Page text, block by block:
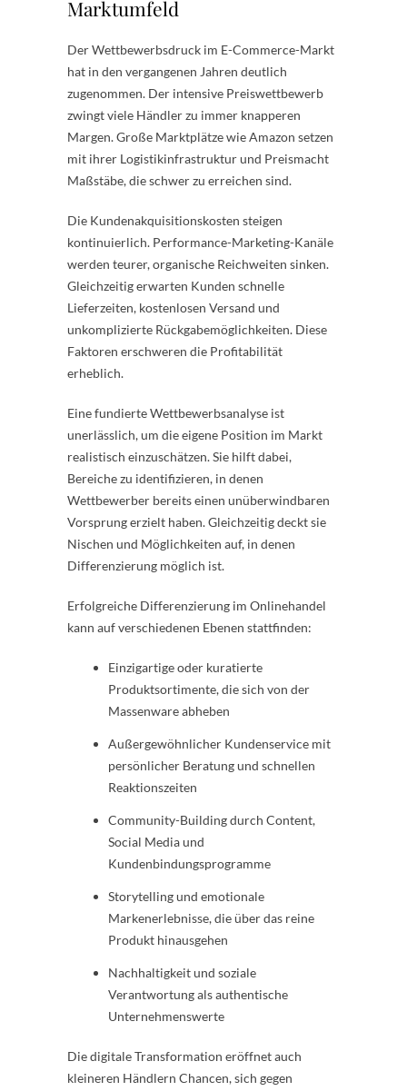
Marktumfeld
Der Wettbewerbsdruck im E-Commerce-Markt
hat in den vergangenen Jahren deutlich
zugenommen. Der intensive Preiswettbewerb
zwingt viele Händler zu immer knapperen
Margen. Große Marktplätze wie Amazon setzen
mit ihrer Logistikinfrastruktur und Preismacht
Maßstäbe, die schwer zu erreichen sind.
Die Kundenakquisitionskosten steigen
kontinuierlich. Performance-Marketing-Kanäle
werden teurer, organische Reichweiten sinken.
Gleichzeitig erwarten Kunden schnelle
Lieferzeiten, kostenlosen Versand und
unkomplizierte Rückgabemöglichkeiten. Diese
Faktoren erschweren die Profitabilität
erheblich.
Eine fundierte Wettbewerbsanalyse ist
unerlässlich, um die eigene Position im Markt
realistisch einzuschätzen. Sie hilft dabei,
Bereiche zu identifizieren, in denen
Wettbewerber bereits einen unüberwindbaren
Vorsprung erzielt haben. Gleichzeitig deckt sie
Nischen und Möglichkeiten auf, in denen
Differenzierung möglich ist.
Erfolgreiche Differenzierung im Onlinehandel
kann auf verschiedenen Ebenen stattfinden:
Einzigartige oder kuratierte
Produktsortimente, die sich von der
Massenware abheben
Außergewöhnlicher Kundenservice mit
persönlicher Beratung und schnellen
Reaktionszeiten
Community-Building durch Content,
Social Media und
Kundenbindungsprogramme
Storytelling und emotionale
Markenerlebnisse, die über das reine
Produkt hinausgehen
Nachhaltigkeit und soziale
Verantwortung als authentische
Unternehmenswerte
Die digitale Transformation eröffnet auch
kleineren Händlern Chancen, sich gegen